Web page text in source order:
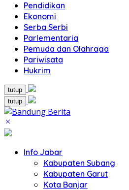
Pendidikan
Ekonomi
Serba Serbi
Parlementaria
Pemuda dan Olahraga
Pariwisata
Hukrim
tutup
tutup
Info Jabar
Kabupaten Subang
Kabupaten Garut
Kota Banjar